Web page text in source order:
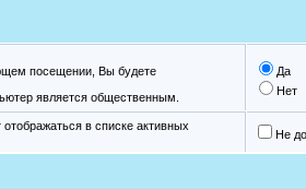
посещении, Вы будете
является общественным.
Да
Нет
в списке активных
Не